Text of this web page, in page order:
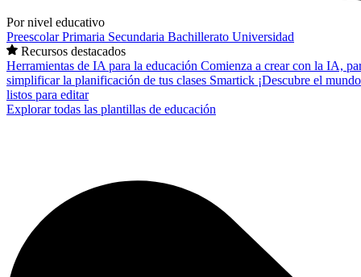
Por nivel educativo
PreescolarPrimaria Secundaria Bachillerato Universidad
Recursos destacados
Herramientas de IA para la educación Comienza a crear con la IA,
simplificar la planificación de tus clases Smartick ¡Descubre el
listos para editar
Explorar todas las plantillas de educación